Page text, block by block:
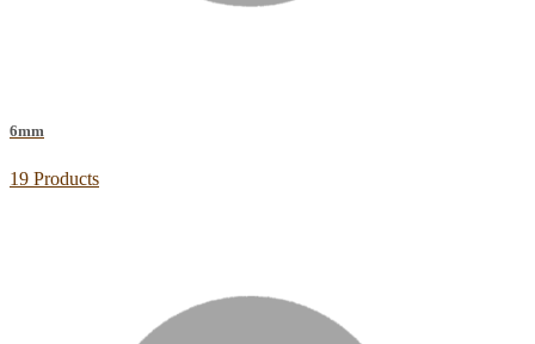
6mm
19 Products